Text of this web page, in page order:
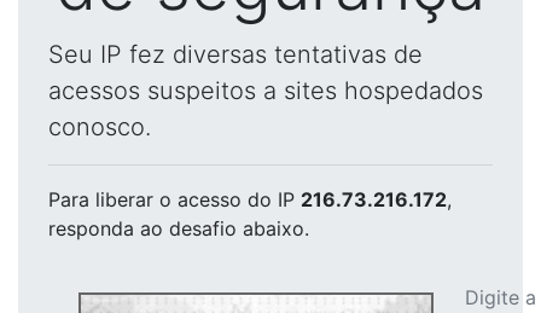
Seu IP fez diversas tentativas de
acessos suspeitos a sites hospedados
conosco.
Para liberar o acesso do IP 216.73.216.172,
responda ao desafio abaixo.
Digite